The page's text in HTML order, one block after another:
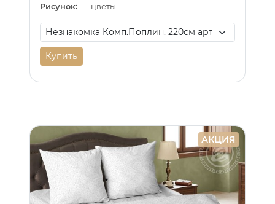
Рисунок:
цветы
Купить
АКЦИЯ